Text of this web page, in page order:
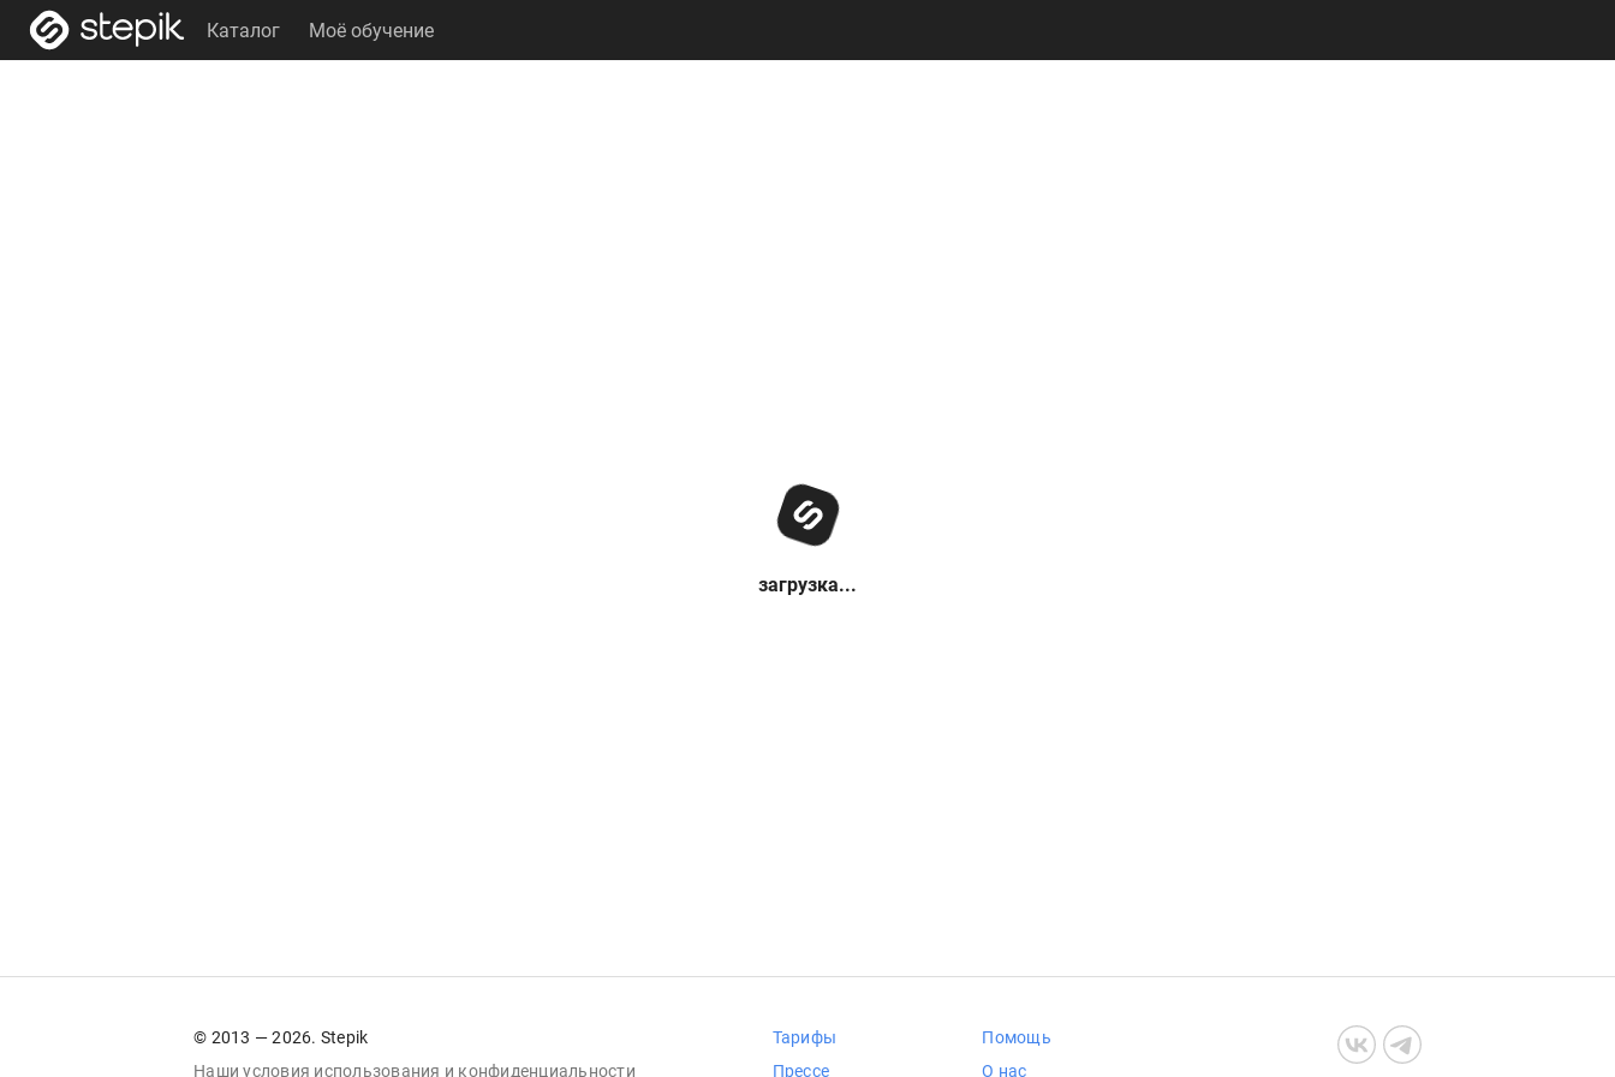
Каталог Моё обучение
загрузка...
© 2013 — 2026. Stepik
Наши условия использования и конфиденциальности
Тарифы
Прессе
Помощь
О нас